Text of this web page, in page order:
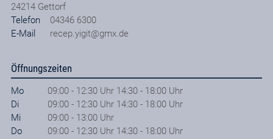
24214 Gettorf
Telefon
04346 6300
E-Mail
recep.yigit@gmx.de
Öffnungszeiten
Mo
09:00 - 12:30 Uhr 14:30 - 18:00 Uhr
Di
09:00 - 12:30 Uhr 14:30 - 18:00 Uhr
Mi
09:00 - 13:00 Uhr
Do
09:00 - 12:30 Uhr 14:30 - 18:00 Uhr